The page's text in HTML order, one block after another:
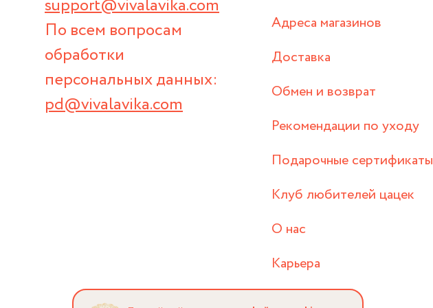
support@vivalavika.com
По всем вопросам
обработки
персональных данных:
pd@vivalavika.com
Адреса магазинов
Доставка
Обмен и возврат
Рекомендации по уходу
Подарочные сертификаты
Клуб любителей цацек
О нас
Карьера